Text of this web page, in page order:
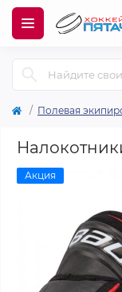
Полевая
Акция